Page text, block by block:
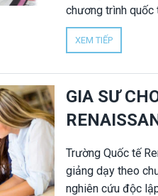
chương trình quốc
cầu học sinh có
tốt và kỹ năng
online cho học
trình Singapore –
XEM TIẾP
GIA SƯ
Trường Quốc tế
giảng dạy theo
nghiên cứu độc